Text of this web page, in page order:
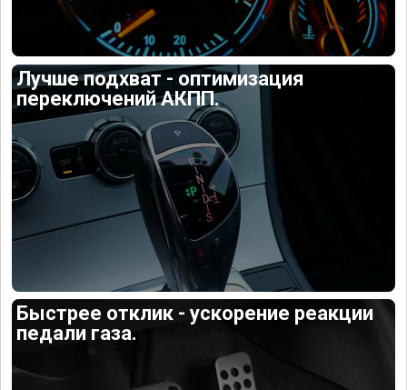
Лучше подхват - оптимизация
переключений АКПП.
Быстрее отклик - ускорение реакции
педали газа.